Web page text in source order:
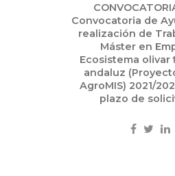
Convocatoria de
realización de
Máster en
Ecosistema olivar
andaluz
AgroMIS) 2021/
plazo de